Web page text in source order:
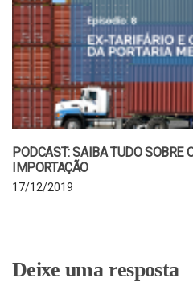
PODCAST: SAIBA TUDO SOBRE
IMPORTAÇÃO
17/12/2019
Deixe uma resposta